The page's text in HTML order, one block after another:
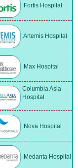
Fortis Hospital
Artemis Hospital
Max Hospital
Columbia Asia
Hospital
Nova Hospital
Medanta Hospital